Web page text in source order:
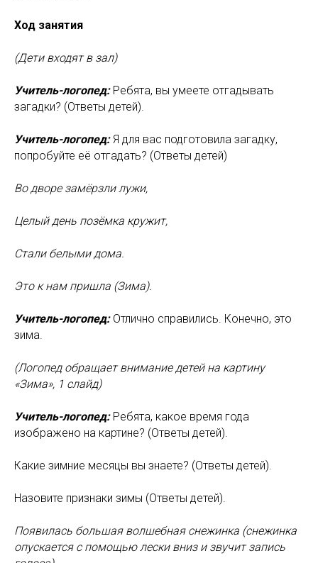
Ход занятия
(Дети входят в зал)
Учитель-логопед: Ребята, вы умеете отгадывать
загадки? (Ответы детей).
Учитель-логопед:Я для вас подготовила загадку,
попробуйте её отгадать? (Ответы детей)
Во дворе замёрзли лужи,
Целый день позёмка кружит,
Стали белыми дома.
Это к нам пришла (Зима).
Учитель-логопед: Отлично справились. Конечно, это
зима.
(Логопед обращает внимание детей на картину
«Зима», 1 слайд)
Учитель-логопед:Ребята, какое время года
изображено на картине? (Ответы детей).
Какие зимние месяцы вы знаете? (Ответы детей).
Назовите признаки зимы (Ответы детей).
Появилась большая волшебная снежинка (снежинка
опускается с помощью лески вниз и звучит запись